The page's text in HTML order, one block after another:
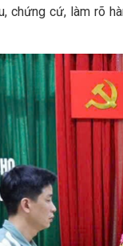
chứng cứ, làm rõ